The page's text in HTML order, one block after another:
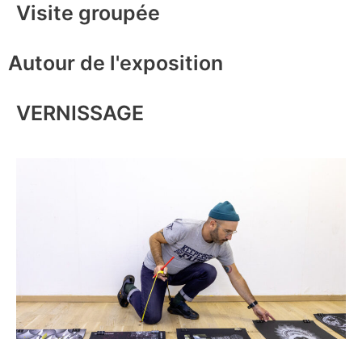
Visite groupée
Autour de l'exposition
VERNISSAGE